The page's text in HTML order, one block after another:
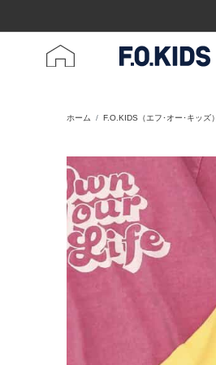
ホーム F.O.KIDS（エフ･オー･キッズ）